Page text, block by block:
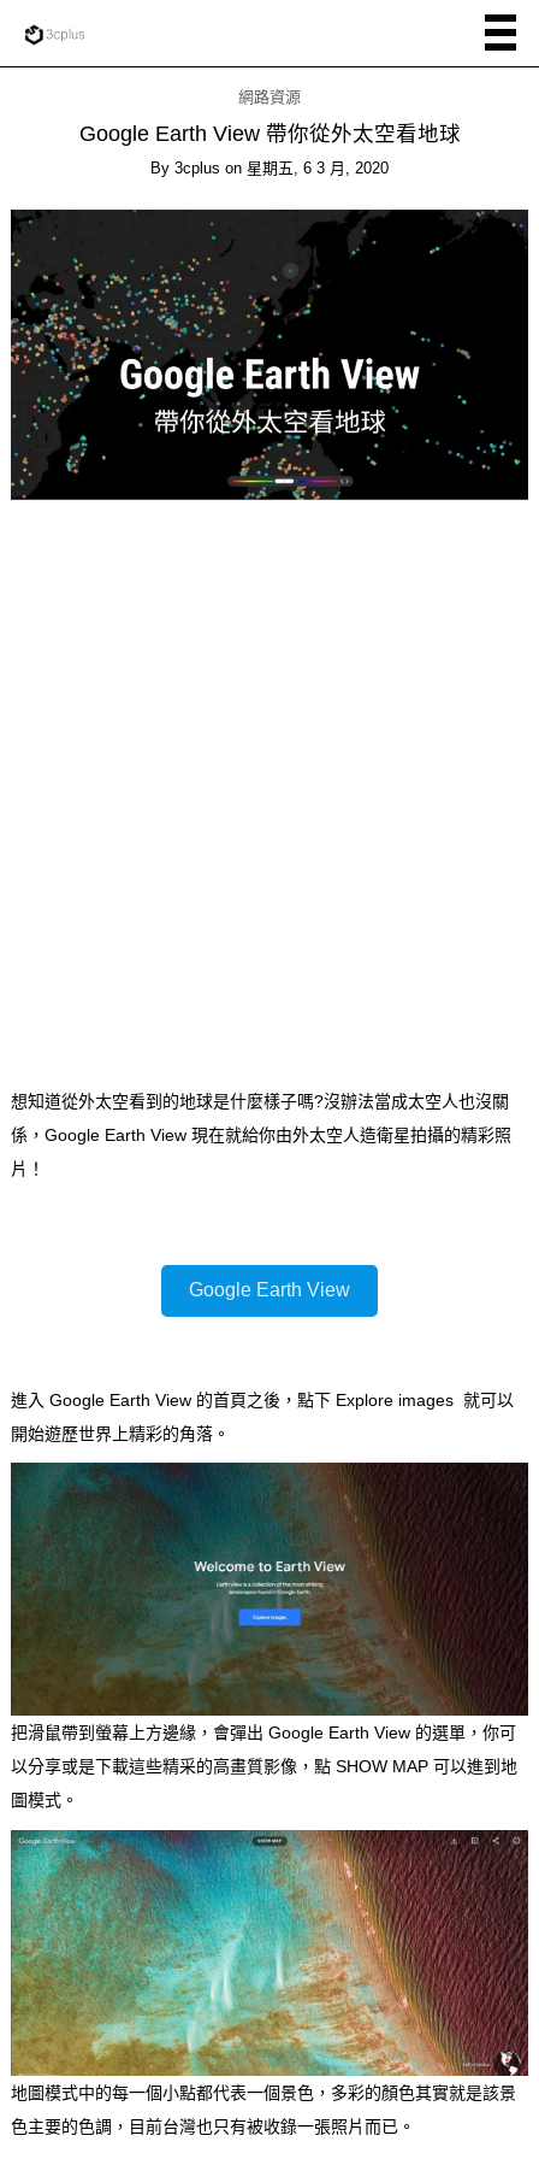
網路資源
Google Earth View 帶你從外太空看地球
By 3cplus on 星期五, 6 3 月, 2020
想知道從外太空看到的地球是什麼樣子嗎?沒辦法當成太空人也沒關
係，Google Earth View 現在就給你由外太空人造衛星拍攝的精彩照
片！
Google Earth View
進入 Google Earth View 的首頁之後，點下 Explore images 就可以
開始遊歷世界上精彩的角落。
把滑鼠帶到螢幕上方邊緣，會彈出 Google Earth View 的選單，你可
以分享或是下載這些精采的高畫質影像，點 SHOW MAP 可以進到地
圖模式。
地圖模式中的每一個小點都代表一個景色，多彩的顏色其實就是該景
色主要的色調，目前台灣也只有被收錄一張照片而已。